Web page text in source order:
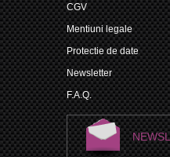
CGV
Mentiuni legale
Protectie de date
Newsletter
F.A.Q.